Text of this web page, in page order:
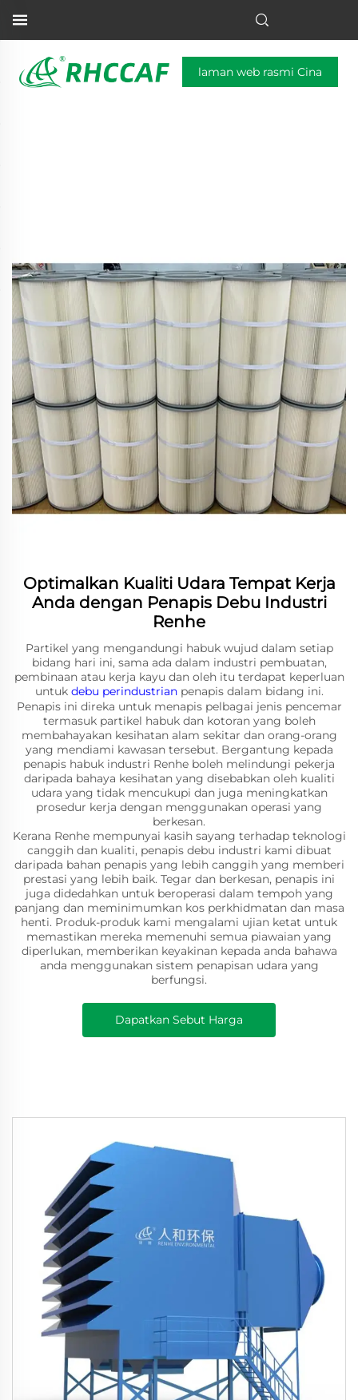
laman web rasmi Cina
Optimalkan Kualiti Udara Tempat Kerja
Anda dengan Penapis Debu Industri
Renhe
Partikel yang mengandungi habuk wujud dalam setiap
bidang hari ini, sama ada dalam industri pembuatan,
pembinaan atau kerja kayu dan oleh itu terdapat keperluan
untuk debu perindustrian penapis dalam bidang ini.
Penapis ini direka untuk menapis pelbagai jenis pencemar
termasuk partikel habuk dan kotoran yang boleh
membahayakan kesihatan alam sekitar dan orang-orang
yang mendiami kawasan tersebut. Bergantung kepada
penapis habuk industri Renhe boleh melindungi pekerja
daripada bahaya kesihatan yang disebabkan oleh kualiti
udara yang tidak mencukupi dan juga meningkatkan
prosedur kerja dengan menggunakan operasi yang
berkesan.
Kerana Renhe mempunyai kasih sayang terhadap teknologi
canggih dan kualiti, penapis debu industri kami dibuat
daripada bahan penapis yang lebih canggih yang memberi
prestasi yang lebih baik. Tegar dan berkesan, penapis ini
juga didedahkan untuk beroperasi dalam tempoh yang
panjang dan meminimumkan kos perkhidmatan dan masa
henti. Produk-produk kami mengalami ujian ketat untuk
memastikan mereka memenuhi semua piawaian yang
diperlukan, memberikan keyakinan kepada anda bahawa
anda menggunakan sistem penapisan udara yang
berfungsi.
Dapatkan Sebut Harga